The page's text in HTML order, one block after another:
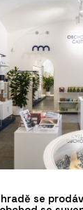
hradě se